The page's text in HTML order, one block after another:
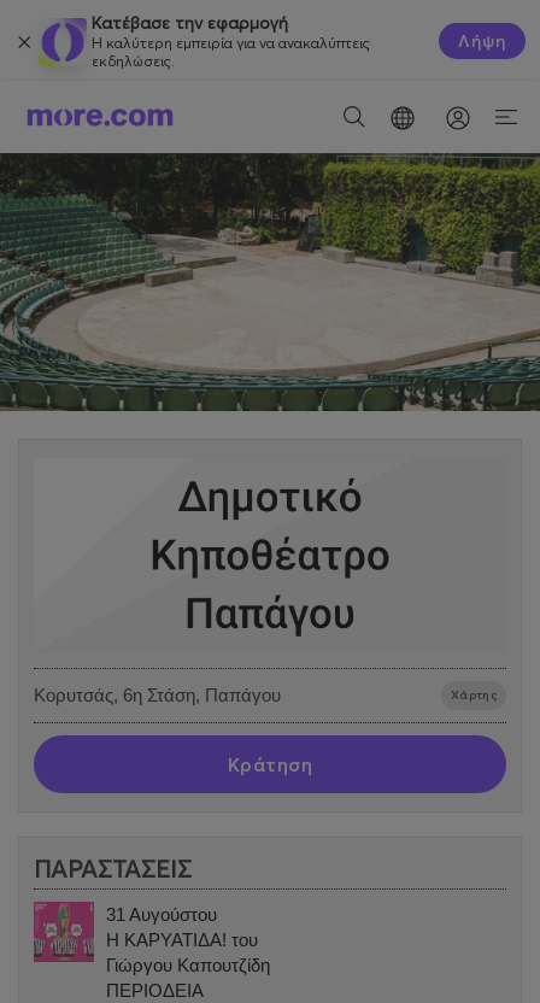
Κατέβασε την εφαρμογή
Η καλύτερη εμπειρία για να ανακαλύπτεις
εκδηλώσεις.
Λήψη
Κορυτσάς, 6η Στάση, Παπάγου Χάρτης
Κράτηση
ΠΑΡΑΣΤΑΣΕΙΣ
31 Αυγούστου
Η ΚΑΡΥΑΤΙΔΑ! του
Γιώργου Καπουτζίδη
ΠΕΡΙΟΔΕΙΑ